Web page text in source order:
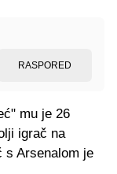
RASPORED
mu je 26
igrač na
s Arsenalom je